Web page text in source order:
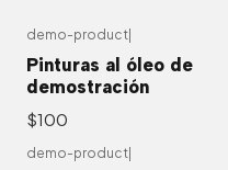
demo-product
Pinturas al óleo de
demostración
$100
demo-product|